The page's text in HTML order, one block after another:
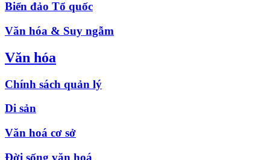
Biển đảo Tổ quốc
Văn hóa & Suy ngẫm
Văn hóa
Chính sách quản lý
Di sản
Văn hoá cơ sở
Đời sống văn hoá